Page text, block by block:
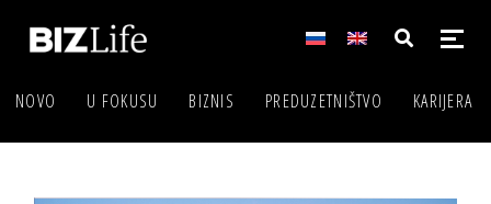
NOVO U FOKUSU BIZNIS PREDUZETNIŠTVO KARIJERA